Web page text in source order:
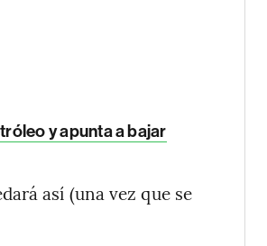
y apunta a bajar
así (una vez que se